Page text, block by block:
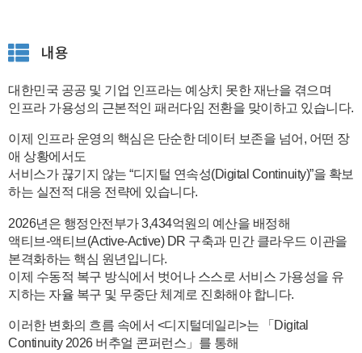
내용
대한민국 공공 및 기업 인프라는 예상치 못한 재난을 겪으며
인프라 가용성의 근본적인 패러다임 전환을 맞이하고 있습니다.
이제 인프라 운영의 핵심은 단순한 데이터 보존을 넘어, 어떤 장
애 상황에서도
서비스가 끊기지 않는 “디지털 연속성(Digital Continuity)”을 확보
하는 실전적 대응 전략에 있습니다.
2026년은 행정안전부가 3,434억원의 예산을 배정해
액티브-액티브(Active-Active) DR 구축과 민간 클라우드 이관을
본격화하는 핵심 원년입니다.
이제 수동적 복구 방식에서 벗어나 스스로 서비스 가용성을 유
지하는 자율 복구 및 무중단 체계로 진화해야 합니다.
이러한 변화의 흐름 속에서 <디지털데일리>는 「Digital
Continuity 2026 버추얼 콘퍼런스」를 통해